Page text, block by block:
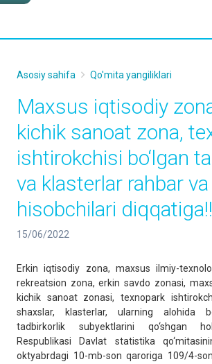
Asosiy sahifa Qo'mita yangiliklari
Maxsus iqtisodiy
kichik sanoat zona,
ishtirokchisi bo‘lgan
va klasterlar rahbar va
hisobchilari
15/06/2022
Erkin iqtisodiy zona, maxsus ilmiy-
rekreatsion zona, erkin savdo zonasi,
kichik sanoat zonasi, texnopark
shaxslar, klasterlar, ularning alohida
tadbirkorlik subyektlarini qo‘shgan
Respublikasi Davlat statistika
oktyabrdagi 10-mb-son qaroriga 109/4-